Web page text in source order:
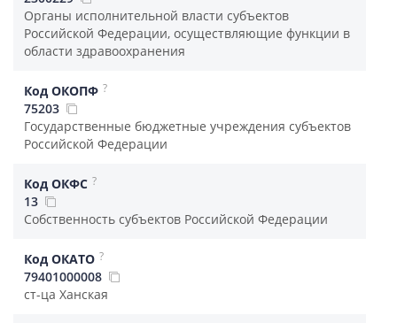
Органы исполнительной власти субъектов
Российской Федерации, осуществляющие функции в
области здравоохранения
Код ОКОПФ ?
75203
Государственные бюджетные учреждения субъектов
Российской Федерации
Код ОКФС ?
13
Собственность субъектов Российской Федерации
Код ОКАТО ?
79401000008
ст-ца Ханская